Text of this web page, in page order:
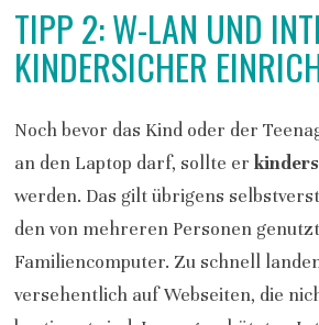
TIPP 2: W-LAN UND
KINDERSICHER
Noch bevor das Kind oder der
an den Laptop darf, sollte er
werden. Das gilt übrigens
den von mehreren Personen
Familiencomputer. Zu schnell
versehentlich auf Webseiten, die